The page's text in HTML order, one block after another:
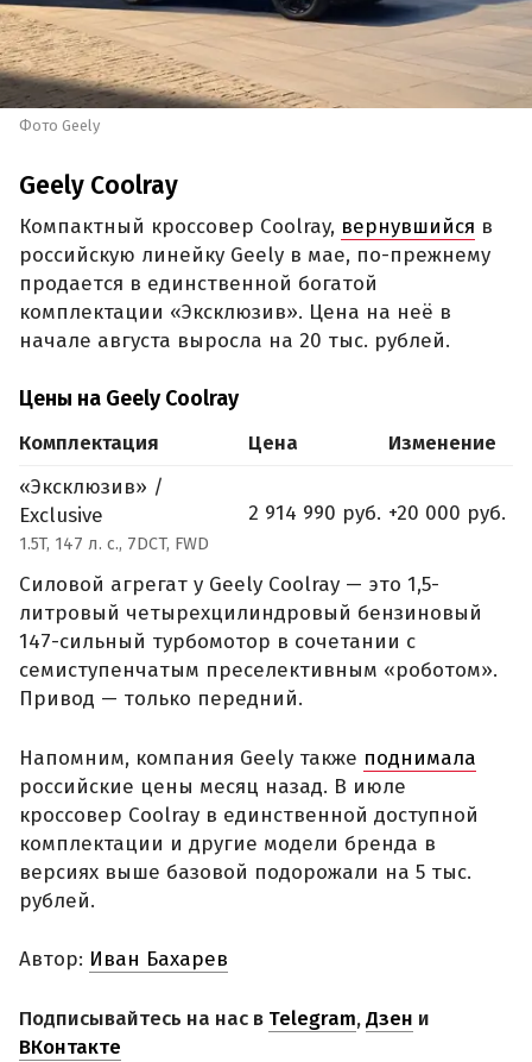
Фото Geely
Geely Coolray
Компактный кроссовер Coolray, вернувшийся в
российскую линейку Geely в мае, по-прежнему
продается в единственной богатой
комплектации «Эксклюзив». Цена на неё в
начале августа выросла на 20 тыс. рублей.
Цены на Geely Coolray
Комплектация Цена
Изменение
«Эксклюзив» /
Exclusive
1.5T, 147 л. с., 7DCT, FWD
2 914 990 руб. +20 000 руб.
Силовой агрегат у Geely Coolray — это 1,5-
литровый четырехцилиндровый бензиновый
147-сильный турбомотор в сочетании с
семиступенчатым преселективным «роботом».
Привод — только передний.
Напомним, компания Geely также поднимала
российские цены месяц назад. В июле
кроссовер Coolray в единственной доступной
комплектации и другие модели бренда в
версиях выше базовой подорожали на 5 тыс.
рублей.
Автор: Иван Бахарев
Подписывайтесь на нас в Telegram,Дзен и
ВКонтакте